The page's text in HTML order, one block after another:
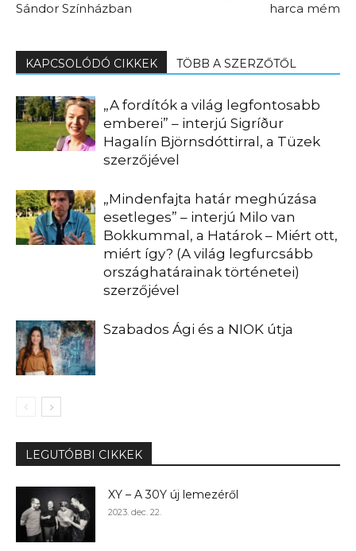
Sándor Színházban
harca mém
KAPCSOLÓDÓ CIKKEK TÖBB A SZERZŐTŐL
„A fordítók a világ legfontosabb
emberei” – interjú Sigríður
Hagalín Björnsdóttirral, a Tüzek
szerzőjével
„Mindenfajta határ meghúzása
esetleges” – interjú Milo van
Bokkummal, a Határok – Miért ott,
miért így? (A világ legfurcsább
országhatárainak történetei)
szerzőjével
Szabados Ági és a NIOK útja
LEGUTÓBBI CIKKEK
XY – A 30Y új lemezéről
2023. dec. 22.